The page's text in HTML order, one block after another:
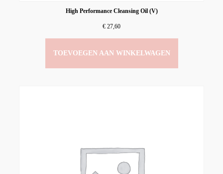
High Performance Cleansing Oil (V)
€ 27,60
TOEVOEGEN AAN WINKELWAGEN